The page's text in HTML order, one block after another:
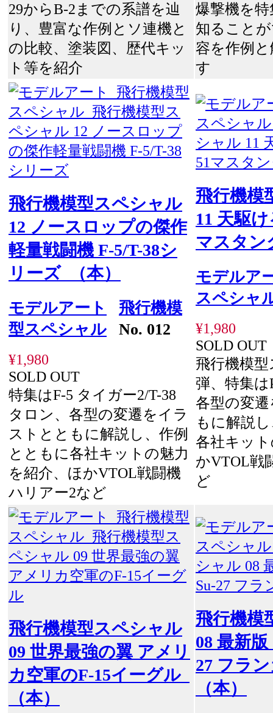
29からB-2までの系譜を辿
り、豊富な作例とソ連機と
の比較、塗装図、歴代キッ
ト等を紹介
爆撃機を
知ること
容を作例
す
飛行機模型スペシャル
12 ノースロップの傑作
軽量戦闘機 F-5/T-38シ
リーズ （本）
モデルアート
飛行機模
型スペシャル No. 012
¥1,980
SOLD OUT
特集はF-5 タイガー2/T-38
タロン、各型の変遷をイラ
ストとともに解説し、作例
とともに各社キットの魅力
を紹介、ほかVTOL戦闘機
ハリアー2など
飛行機模
11 天駆
マスタン
モデルア
スペシャ
¥1,980
SOLD OUT
飛行機模
弾、特集
各型の変
もに解説
各社キッ
かVTOL戦
ど
飛行機模型スペシャル
09 世界最強の翼 アメリ
カ空軍のF-15イーグル
（本）
飛行機模
08 最新
27 フラ
（本）